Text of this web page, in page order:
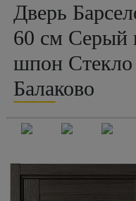
Дверь
60 см Серый
шпон Стекло
Балаково